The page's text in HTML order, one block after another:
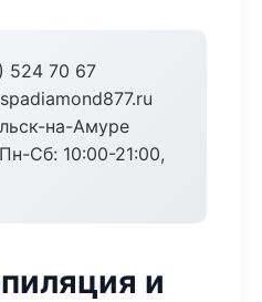
524 70 67
на-Амуре
Пн-Сб: 10:00-21:00,
и